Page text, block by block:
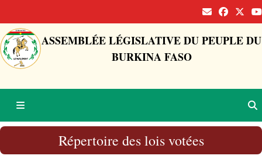
ASSEMBLÉE LÉGISLATIVE DU PEUPLE DU
BURKINA FASO
Répertoire des lois votées